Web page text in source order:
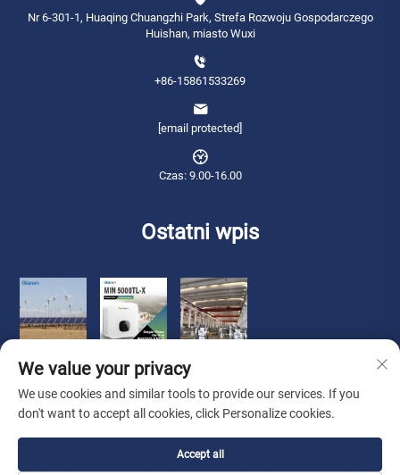
Nr 6-301-1, Huaqing Chuangzhi Park, Strefa Rozwoju Gospodarczego
Huishan, miasto Wuxi
+86-15861533269
[email protected]
Czas: 9.00-16.00
Ostatni wpis
Prawa autorskie © 2025 Qianneng International Trade (Wuxi) Sp. z o.o.
We value your privacy
We use cookies and similar tools to provide our services. If you
don't want to accept all cookies, click Personalize cookies.
Accept all